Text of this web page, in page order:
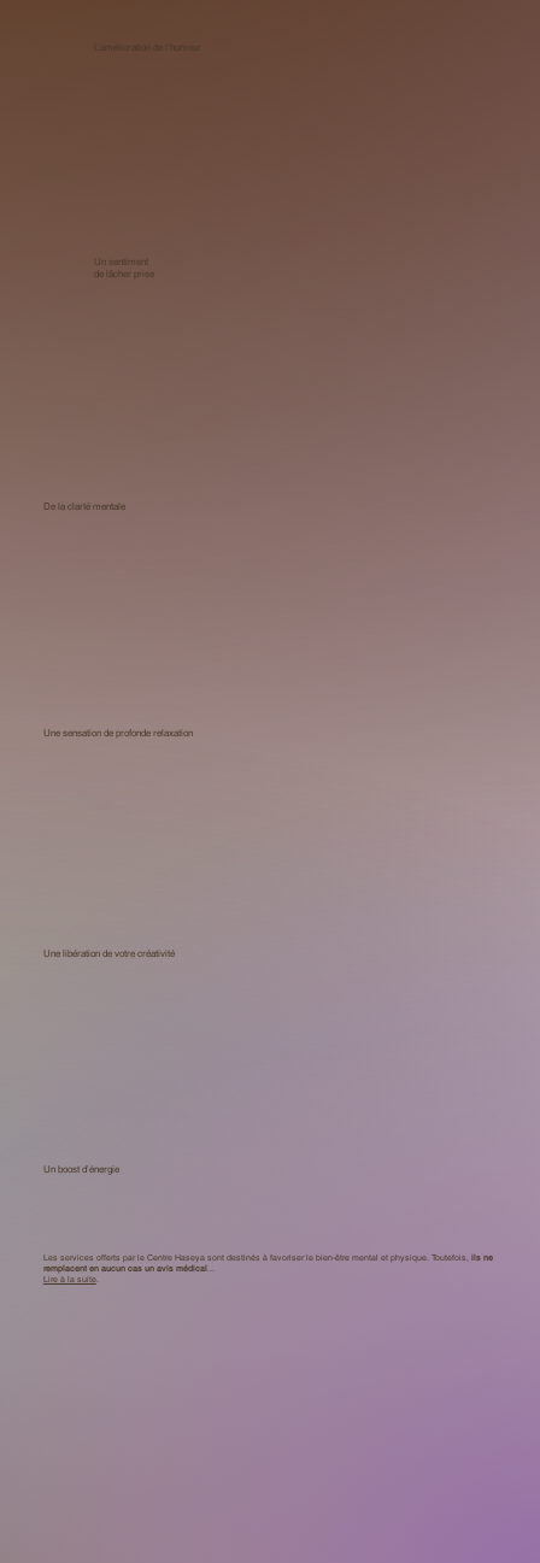
De la clarté mentale
Une sensation de profonde relaxation
Une libération de votre créativité
Un boost d’énergie
L’amélioration de l’humeur
Un sentiment
de lâcher prise
Les services offerts par le Centre Haseya sont destinés à favoriser le bien-être mental et physique. Toutefois, ils ne
remplacent en aucun cas un avis médical...
Lire à la suite.